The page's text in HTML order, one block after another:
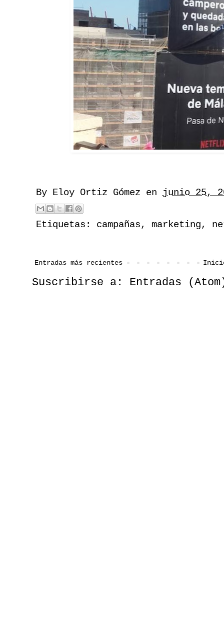
By Eloy Ortiz Gómez en junio 25,
Etiquetas: campañas, marketing,
Entradas más recientes
Suscribirse a: Entradas